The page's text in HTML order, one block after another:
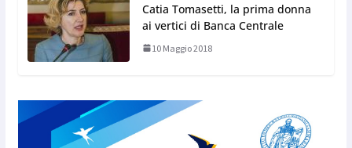
Catia Tomasetti, la prima donna
ai vertici di Banca Centrale
10 Maggio 2018